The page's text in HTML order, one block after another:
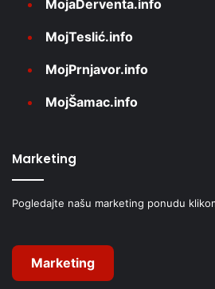
MojaDerventa.info
MojTeslić.info
MojPrnjavor.info
MojŠamac.info
Marketing
Pogledajte našu marketing ponudu
Marketing